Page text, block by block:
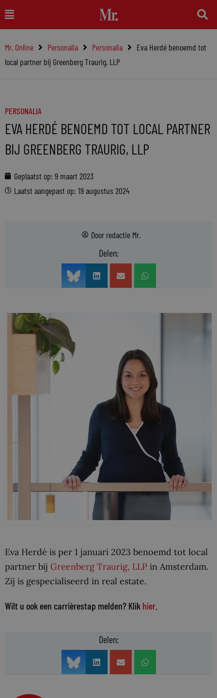
naar
inhoud
Main
Menu
Mr. Online Personalia Personalia
Eva Herdé benoemd tot
local partner bij Greenberg Traurig, LLP
PERSONALIA
EVA HERDÉ BENOEMD TOT LOCAL PARTNER
BIJ GREENBERG TRAURIG, LLP
Geplaatst op: 9 maart 2023
Laatst aangepast op: 19 augustus 2024
Door redactie Mr.
Delen:
Eva Herdé is per 1 januari 2023 benoemd tot local
partner bij Greenberg Traurig, LLP in Amsterdam.
Zij is gespecialiseerd in real estate.
Wilt u ook een carrièrestap melden? Klik hier
Delen: